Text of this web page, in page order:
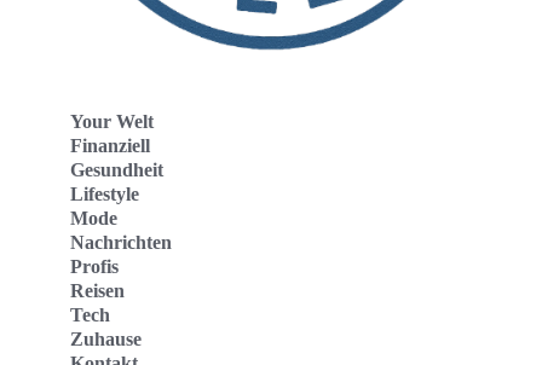
Your Welt
Finanziell
Gesundheit
Lifestyle
Mode
Nachrichten
Profis
Reisen
Tech
Zuhause